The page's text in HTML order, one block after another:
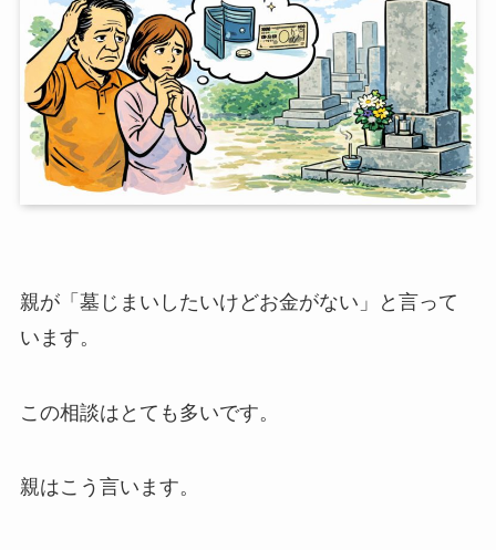
親が「墓じまいしたいけどお金がない」と言って
います。
この相談はとても多いです。
親はこう言います。